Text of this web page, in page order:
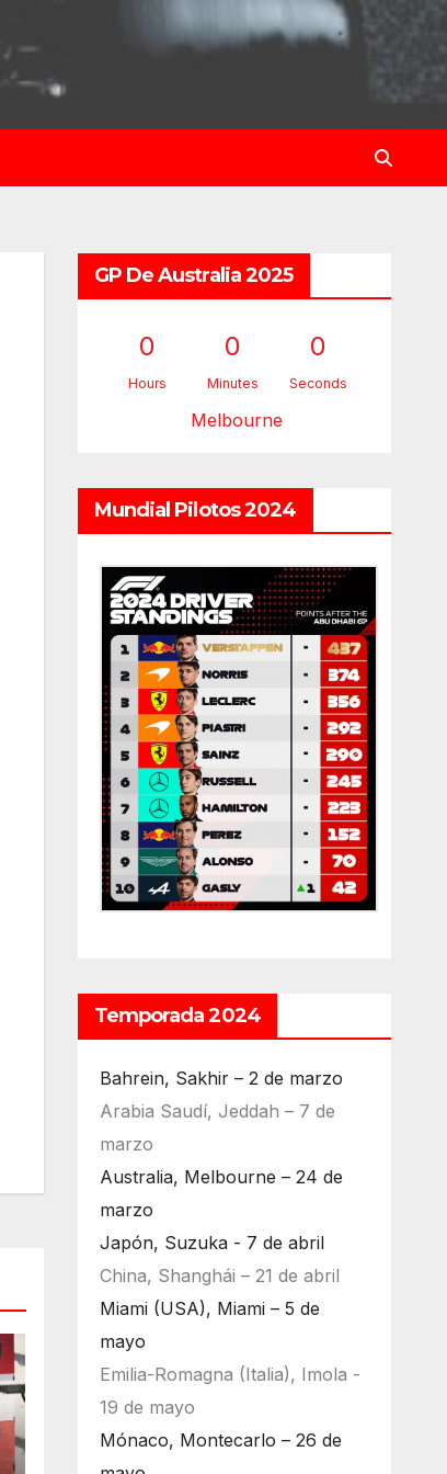
GP De Australia 2025
0
Hours
0
Minutes
0
Seconds
Melbourne
Mundial Pilotos 2024
Temporada 2024
Bahrein, Sakhir – 2 de marzo
Arabia Saudí, Jeddah – 7 de
marzo
Australia, Melbourne – 24 de
marzo
Japón, Suzuka - 7 de abril
China, Shanghái – 21 de abril
Miami (USA), Miami – 5 de
mayo
Emilia-Romagna (Italia), Imola -
19 de mayo
Mónaco, Montecarlo – 26 de